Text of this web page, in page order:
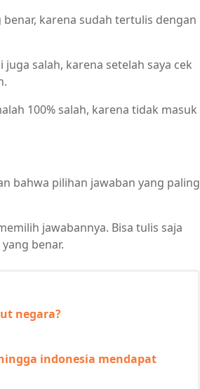
karena sudah tertulis dengan
juga salah, karena setelah saya cek
100% salah, karena tidak masuk
bahwa pilihan jawaban yang paling
jawabannya. Bisa tulis saja
benar.
negara?
indonesia mendapat